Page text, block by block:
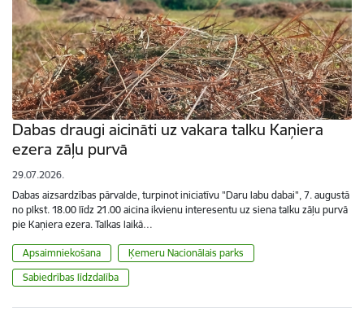
Dabas draugi aicināti uz vakara talku Kaņiera
ezera zāļu purvā
29.07.2026.
Dabas aizsardzības pārvalde, turpinot iniciatīvu "Daru labu dabai", 7. augustā
no plkst. 18.00 līdz 21.00 aicina ikvienu interesentu uz siena talku zāļu purvā
pie Kaņiera ezera. Talkas laikā…
Apsaimniekošana
Ķemeru Nacionālais parks
Sabiedrības līdzdalība